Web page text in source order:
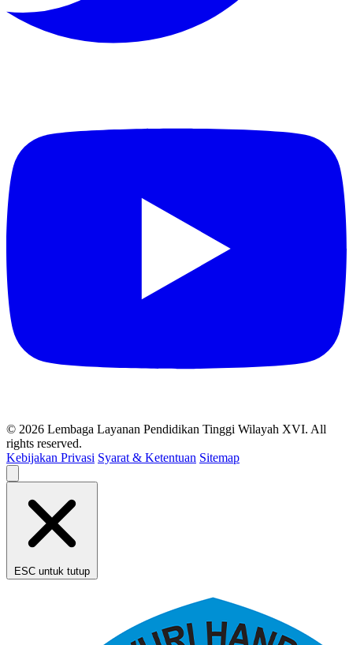
© 2026 Lembaga Layanan Pendidikan Tinggi Wilayah XVI. All
rights reserved.
Kebijakan Privasi Syarat & Ketentuan Sitemap
ESC untuk tutup